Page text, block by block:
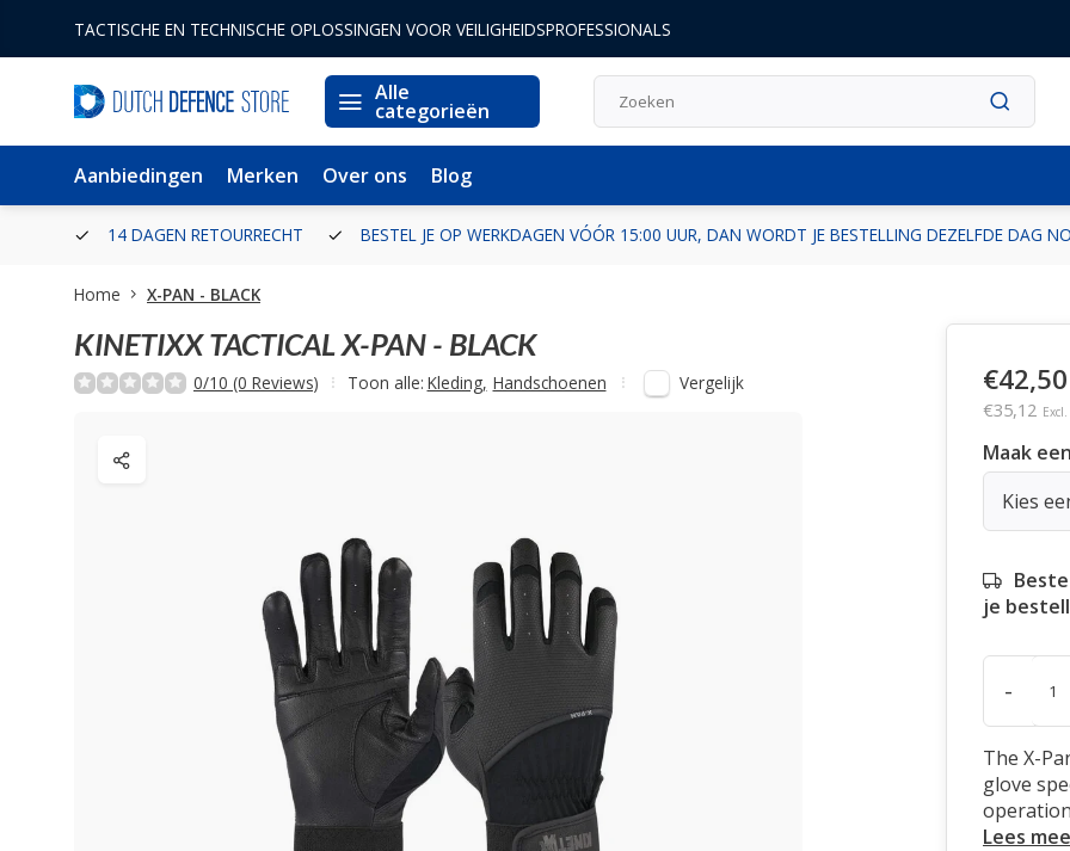
TACTISCHE EN TECHNISCHE OPLOSSINGEN VOOR VEILIGHEIDSPROFESSIONALS
Alle
categorieën
Aanbiedingen Merken Over ons Blog
14 DAGEN RETOURRECHT BESTEL JE OP WERKDAGEN VÓÓR 15:00 UUR, DAN WORDT JE BESTELLING DEZELFDE DAG
Home X-PAN - BLACK
KINETIXX TACTICALX-PAN - BLACK
0/10 (0 Reviews) Toon alle: Kleding, Handschoenen Vergelijk €42,50
€35,12
Maak
Kies
je
-
The X-
glove
Lees